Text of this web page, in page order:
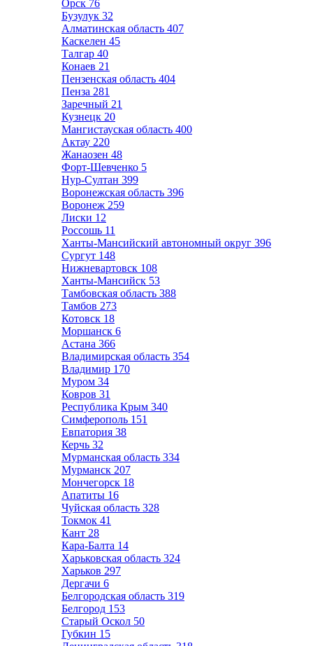
Орск 76
Бузулук 32
Алматинская область 407
Каскелен 45
Талгар 40
Конаев 21
Пензенская область 404
Пенза 281
Заречный 21
Кузнецк 20
Мангистауская область 400
Актау 220
Жанаозен 48
Форт-Шевченко 5
Нур-Султан 399
Воронежская область 396
Воронеж 259
Лиски 12
Россошь 11
Ханты-Мансийский автономный округ 396
Сургут 148
Нижневартовск 108
Ханты-Мансийск 53
Тамбовская область 388
Тамбов 273
Котовск 18
Моршанск 6
Астана 366
Владимирская область 354
Владимир 170
Муром 34
Ковров 31
Республика Крым 340
Симферополь 151
Евпатория 38
Керчь 32
Мурманская область 334
Мурманск 207
Мончегорск 18
Апатиты 16
Чуйская область 328
Токмок 41
Кант 28
Кара-Балта 14
Харьковская область 324
Харьков 297
Дергачи 6
Белгородская область 319
Белгород 153
Старый Оскол 50
Губкин 15